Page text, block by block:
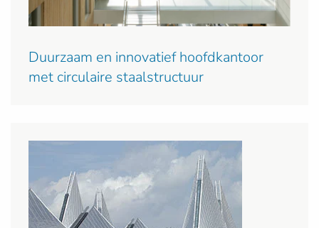
Duurzaam en innovatief hoofdkantoor
met circulaire staalstructuur